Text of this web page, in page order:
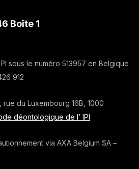
Boîte 1
sous le numéro 513957 en Belgique
912
du Luxembourg 16B, 1000
déontologique de l’ IPI
via AXA Belgium SA –